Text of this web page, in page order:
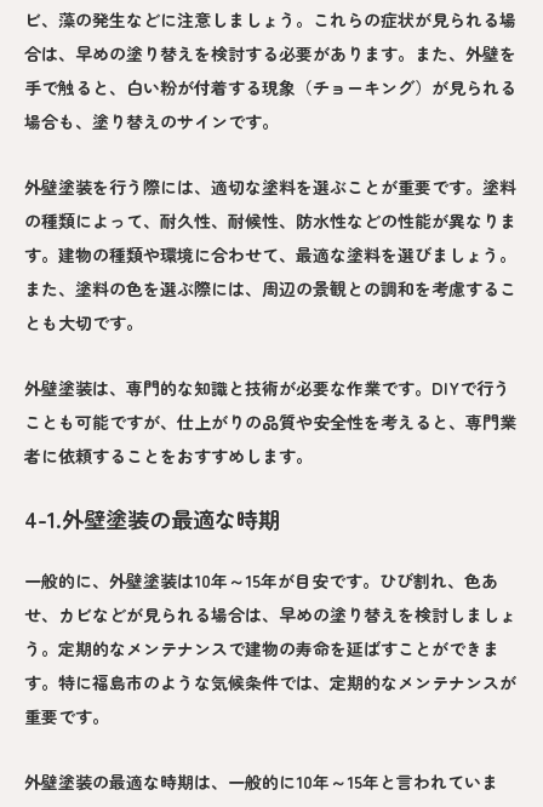
ビ、藻の発生などに注意しましょう。これらの症状が見られる場
合は、早めの塗り替えを検討する必要があります。また、外壁を
手で触ると、白い粉が付着する現象（チョーキング）が見られる
場合も、塗り替えのサインです。
外壁塗装を行う際には、適切な塗料を選ぶことが重要です。塗料
の種類によって、耐久性、耐候性、防水性などの性能が異なりま
す。建物の種類や環境に合わせて、最適な塗料を選びましょう。
また、塗料の色を選ぶ際には、周辺の景観との調和を考慮するこ
とも大切です。
外壁塗装は、専門的な知識と技術が必要な作業です。DIYで行う
ことも可能ですが、仕上がりの品質や安全性を考えると、専門業
者に依頼することをおすすめします。
4-1.外壁塗装の最適な時期
一般的に、外壁塗装は10年～15年が目安です。ひび割れ、色あ
せ、カビなどが見られる場合は、早めの塗り替えを検討しましょ
う。定期的なメンテナンスで建物の寿命を延ばすことができま
す。特に福島市のような気候条件では、定期的なメンテナンスが
重要です。
外壁塗装の最適な時期は、一般的に10年～15年と言われていま